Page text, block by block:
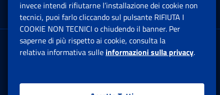
App mobile
Sede Legale: Via Ciro il Grande, 21
00144 Roma
invece intendi rifiutarne l’installazione dei cookie non
tecnici, puoi farlo cliccando sul pulsante RIFIUTA I
COOKIE NON TECNICI o chiudendo il banner. Per
saperne di più rispetto ai cookie, consulta la
relativa informativa sulle informazioni sulla privacy.